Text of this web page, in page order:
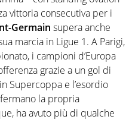
ai grandi protagonisti
vittoria consecutiva per i
Germain supera anche
marcia in Ligue 1. A Parigi,
i campioni d’Europa
grazie a un gol di
Supercoppa e l’esordio
la propria
ha avuto più di qualche